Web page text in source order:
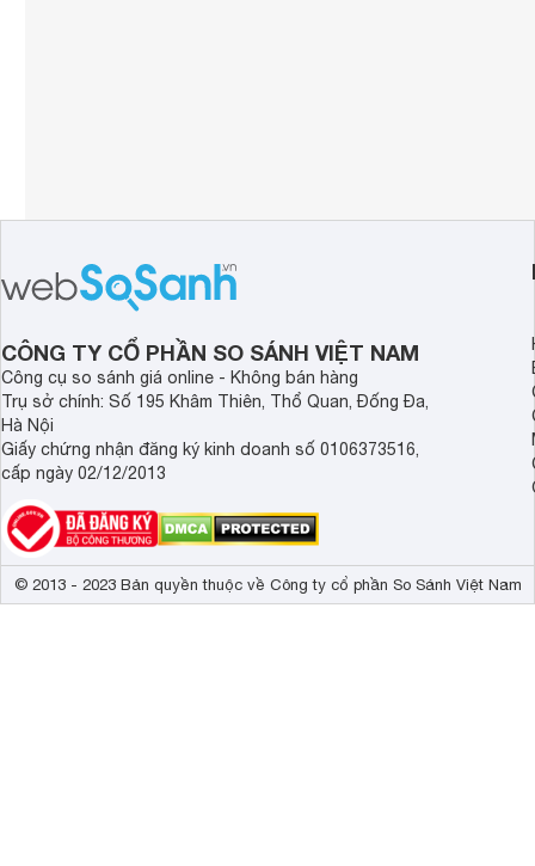
CÔNG TY CỔ PHẦN SO SÁNH VIỆT NAM
Công cụ so sánh giá online - Không bán hàng
Trụ sở chính: Số 195 Khâm Thiên, Thổ Quan, Đống Đa,
Hà Nội
Giấy chứng nhận đăng ký kinh doanh số 0106373516,
cấp ngày 02/12/2013
© 2013 - 2023 Bản quyền thuộc về Công ty cổ phần So Sánh Việt Nam